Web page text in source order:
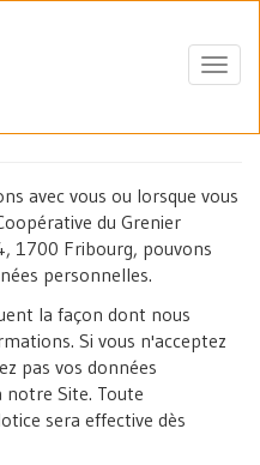
avec vous ou lorsque vous
du Grenier
1700 Fribourg, pouvons
personnelles.
la façon dont nous
Si vous n'acceptez
pas vos données
Site. Toute
sera effective dès